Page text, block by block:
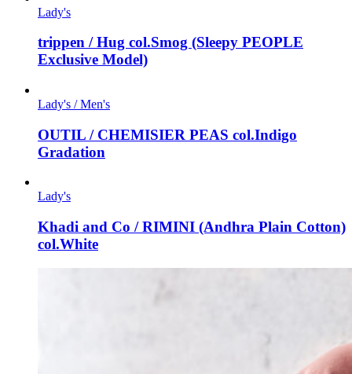
Lady's
trippen / Hug col.Smog (Sleepy PEOPLE
Exclusive Model)
Lady's / Men's
OUTIL / CHEMISIER PEAS col.Indigo
Gradation
Lady's
Khadi and Co / RIMINI (Andhra Plain Cotton)
col.White